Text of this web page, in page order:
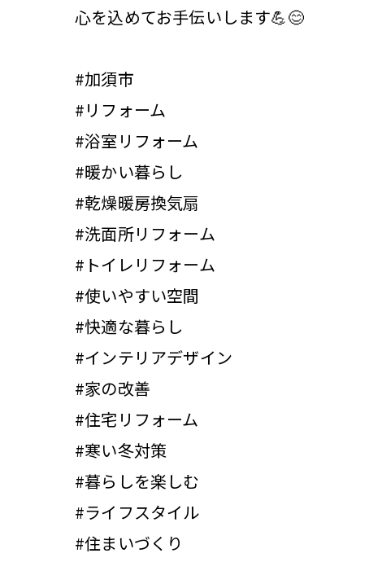
心を込めてお手伝いします💪😊
#加須市
#リフォーム
#浴室リフォーム
#暖かい暮らし
#乾燥暖房換気扇
#洗面所リフォーム
#トイレリフォーム
#使いやすい空間
#快適な暮らし
#インテリアデザイン
#家の改善
#住宅リフォーム
#寒い冬対策
#暮らしを楽しむ
#ライフスタイル
#住まいづくり